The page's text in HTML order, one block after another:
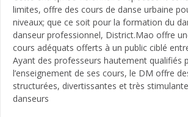
limites, offre des cours de danse urbaine
niveaux; que ce soit pour la formation du
danseur professionnel, District.Mao offre
cours adéquats offerts à un public ciblé
Ayant des professeurs hautement qualifiés
l’enseignement de ses cours, le DM offre
structurées, divertissantes et très
danseurs